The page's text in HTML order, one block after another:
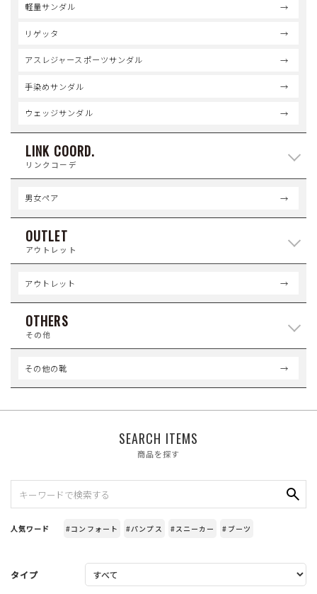
軽量サンダル
リゲッタ
アスレジャースポーツサンダル
手染めサンダル
ウェッジサンダル
LINK COORD.
リンクコーデ
男女ペア
OUTLET
アウトレット
アウトレット
OTHERS
その他
その他の靴
SEARCH ITEMS
商品を探す
人気ワード #コンフォート #パンプス #スニーカー #ブーツ
タイプ